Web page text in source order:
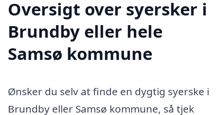
Oversigt over syersker i
Brundby eller hele
Samsø kommune
Ønsker du selv at finde en dygtig syerske i
Brundby eller Samsø kommune, så tjek